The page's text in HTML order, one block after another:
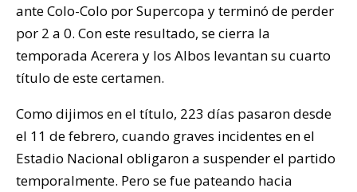
ante Colo-Colo por Supercopa y terminó de perder
por 2 a 0. Con este resultado, se cierra la
temporada Acerera y los Albos levantan su cuarto
título de este certamen.
Como dijimos en el título, 223 días pasaron desde
el 11 de febrero, cuando graves incidentes en el
Estadio Nacional obligaron a suspender el partido
temporalmente. Pero se fue pateando hacia